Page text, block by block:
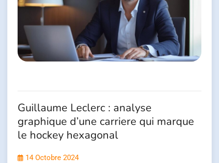
Guillaume Leclerc : analyse
graphique d’une carriere qui marque
le hockey hexagonal
14 Octobre 2024